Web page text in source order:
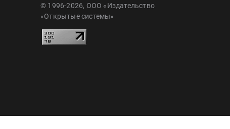
© 1996-2026, ООО «Издательство
«Открытые системы»